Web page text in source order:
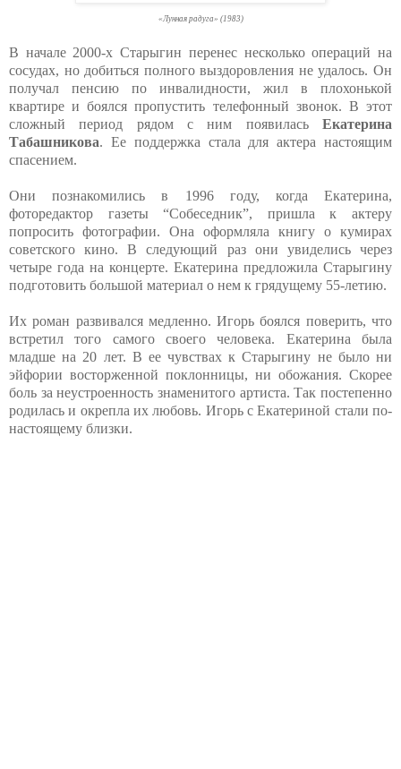
«Лунная радуга» (1983)
В начале 2000-х Старыгин перенес несколько операций на
сосудах, но добиться полного выздоровления не удалось. Он
получал пенсию по инвалидности, жил в плохонькой
квартире и боялся пропустить телефонный звонок. В этот
сложный период рядом с ним появилась Екатерина
Табашникова. Ее поддержка стала для актера настоящим
спасением.
Они познакомились в 1996 году, когда Екатерина,
фоторедактор газеты “Собеседник”, пришла к актеру
попросить фотографии. Она оформляла книгу о кумирах
советского кино. В следующий раз они увиделись через
четыре года на концерте. Екатерина предложила Старыгину
подготовить большой материал о нем к грядущему 55-летию.
Их роман развивался медленно. Игорь боялся поверить, что
встретил того самого своего человека. Екатерина была
младше на 20 лет. В ее чувствах к Старыгину не было ни
эйфории восторженной поклонницы, ни обожания. Скорее
боль за неустроенность знаменитого артиста. Так постепенно
родилась и окрепла их любовь. Игорь с Екатериной стали по-
настоящему близки.